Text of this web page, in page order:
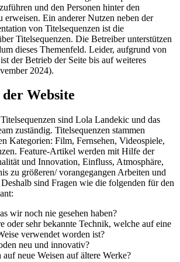
und den Personen hinter den
erweisen. Ein anderer Nutzen neben der
von Titelsequenzen ist die
Titelsequenzen. Die Betreiber unterstützen
dieses Themenfeld. Leider, aufgrund von
der Betrieb der Seite bis auf weiteres
2024).
Website
sind Lola Landekic und das
zuständig. Titelsequenzen stammen
Kategorien: Film, Fernsehen, Videospiele,
Feature-Artikel werden mit Hilfe der
und Innovation, Einfluss, Atmosphäre,
zu größeren/ vorangegangen Arbeiten und
sind Fragen wie die folgenden für den
wir noch nie gesehen haben?
oder sehr bekannte Technik, welche auf eine
verwendet worden ist?
neu und innovativ?
auf neue Weisen auf ältere Werke?